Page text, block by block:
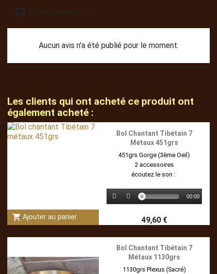
Commentaires (0)
Aucun avis n'a été publié pour le moment.
Les clients qui ont acheté ce produit ont
également acheté :
shopping_cart Ajouter au panier
Bol Chantant Tibétain 7
Métaux 451grs
451grs Gorge (3ème Oeil)
2 accessoires
écoutez le son :
00:00
49,60 €
Bol Chantant Tibétain 7
Métaux 1130grs
1130grs Plexus (Sacré)